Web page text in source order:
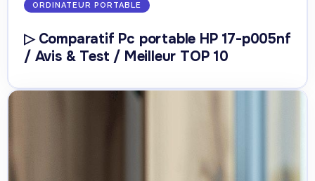
ORDINATEUR PORTABLE
▷ Comparatif Pc portable HP 17-p005nf
/ Avis & Test / Meilleur TOP 10